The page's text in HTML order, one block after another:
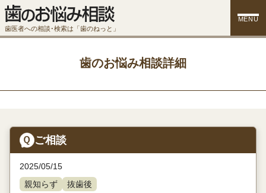
歯医者への相談･検索は「歯のねっと」
MENU
歯のお悩み相談詳細
ご相談
2025/05/15
親知らず
抜歯後